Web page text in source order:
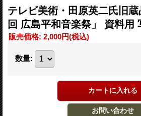
テレビ美術・田原英二氏旧
回 広島平和音楽祭」 資料用
販売価格: 2,000円(税込)
数量: